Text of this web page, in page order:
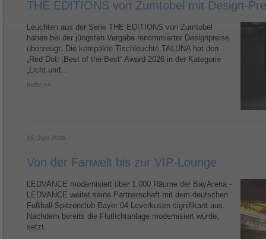
THE EDITIONS von Zumtobel mit Design-
Leuchten aus der Serie THE EDITIONS von Zumtobel
haben bei der jüngsten Vergabe renommierter Designpreise
überzeugt: Die kompakte Tischleuchte TALUNA hat den
„Red Dot: ‚Best of the Best“ Award 2026 in der Kategorie
„Licht und...
mehr >>
15. Juni 2026
Von der Fanwelt bis zur VIP-Lounge
LEDVANCE modernisiert über 1.000 Räume der BayArena -
LEDVANCE weitet seine Partnerschaft mit dem deutschen
Fußball-Spitzenclub Bayer 04 Leverkusen signifikant aus.
Nachdem bereits die Flutlichtanlage modernisiert wurde,
setzt...